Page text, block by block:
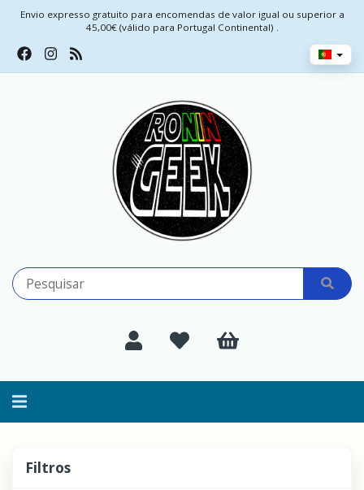
Envio expresso gratuito para encomendas de valor igual ou superior a
45,00€ (válido para Portugal Continental) .
Alternar
Filtros